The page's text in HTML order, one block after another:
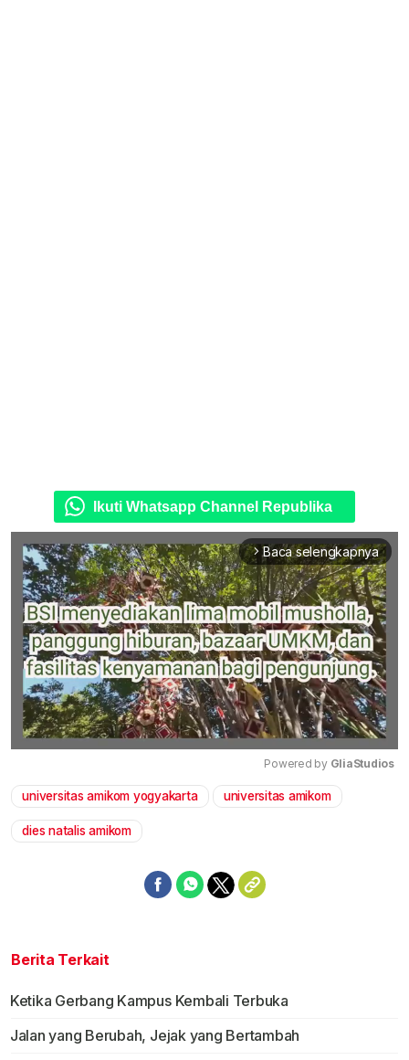
Ikuti Whatsapp Channel Republika
arrow_forward_ios Baca selengkapnya
Mute
Powered by GliaStudios
universitas amikom yogyakarta universitas amikom
dies natalis amikom
Berita Terkait
Ketika Gerbang Kampus Kembali Terbuka
Jalan yang Berubah, Jejak yang Bertambah